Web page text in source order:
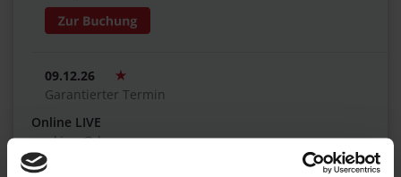
09.12.26
Garantierter Termin
Online LIVE
working @ home
€ 470,00